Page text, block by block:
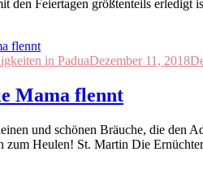
den Feiertagen größtenteils
in PaduaDezember 11, 2018
Mama flennt
und schönen Bräuche, die den
zum Heulen! St. Martin Die